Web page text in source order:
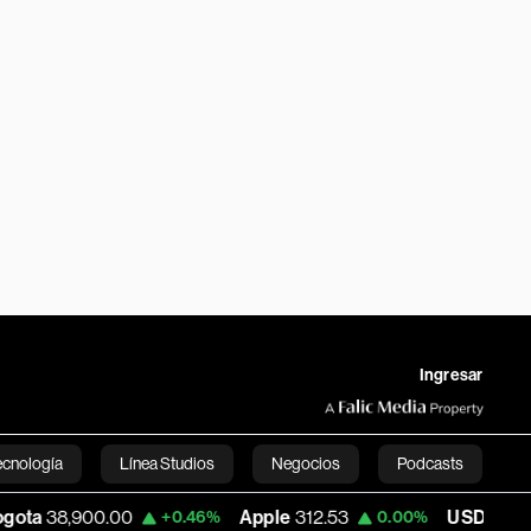
Ingresar
Línea Studios Negocios Podcasts
English+0.46% Apple 312.53 0.00% USD COP 3,161.92